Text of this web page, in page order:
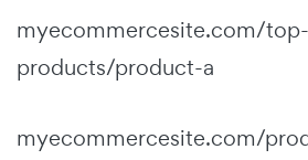
myecommercesite.com/
products/product-a
myecommercesite.com/